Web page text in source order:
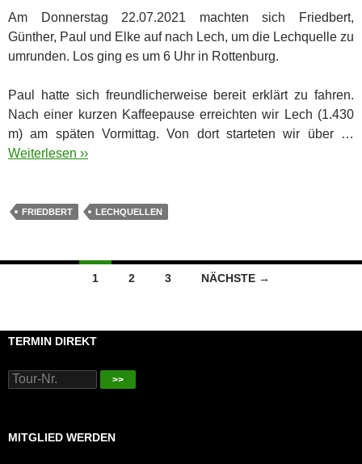
Am Donnerstag 22.07.2021 machten sich Friedbert,
Günther, Paul und Elke auf nach Lech, um die Lechquelle zu
umrunden. Los ging es um 6 Uhr in Rottenburg.
Paul hatte sich freundlicherweise bereit erklärt zu fahren.
Nach einer kurzen Kaffeepause erreichten wir Lech (1.430
m) am späten Vormittag. Von dort starteten wir über …
Weiterlesen ››
FRIEDBERT LECHQUELLEN
Beitragsnavigation
1 2 3 NÄCHSTE →
TERMIN DIREKT
>>
MITGLIED WERDEN